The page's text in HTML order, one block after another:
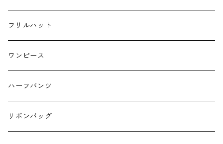
お弁当袋
キーホルダー
フリルハット
ワンピース
ハーフパンツ
リボンバッグ